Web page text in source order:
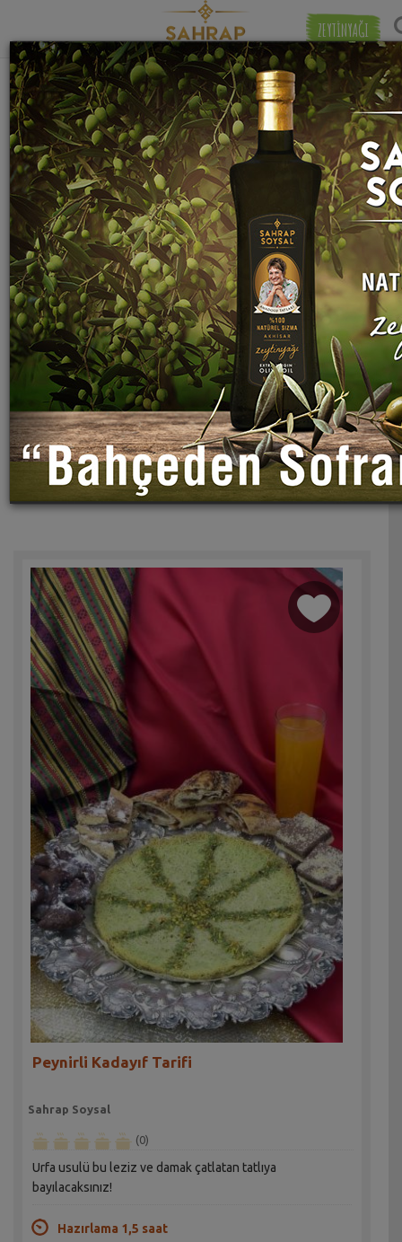
ZEYTİNYAĞI
"kadayıf
" etiketiyle eşleşen (7) tarif
bulundu.
Eşleşmeye
Peynirli Kadayıf Tarifi
Sahrap Soysal
(0)
Urfa usulü bu leziz ve damak çatlatan tatlıya
bayılacaksınız!
Hazırlama 1,5 saat